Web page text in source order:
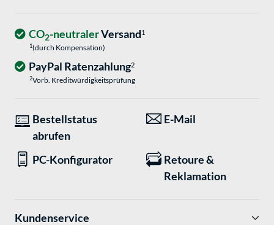
CO2-neutralerVersand1
1(durch Kompensation)
PayPal Ratenzahlung2
2Vorb. Kreditwürdigkeitsprüfung
Bestellstatus
abrufen
E-Mail
PC-Konfigurator
Retoure &
Reklamation
Kundenservice